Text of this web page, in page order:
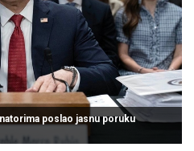
poslao jasnu poruku